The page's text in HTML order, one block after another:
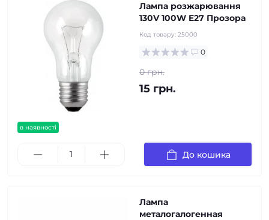
в наявності
Лампа розжарювання
130V 100W E27 Прозора
Код товару: 25000
0
0 грн.
15 грн.
До кошика
Лампа
металогалогенная